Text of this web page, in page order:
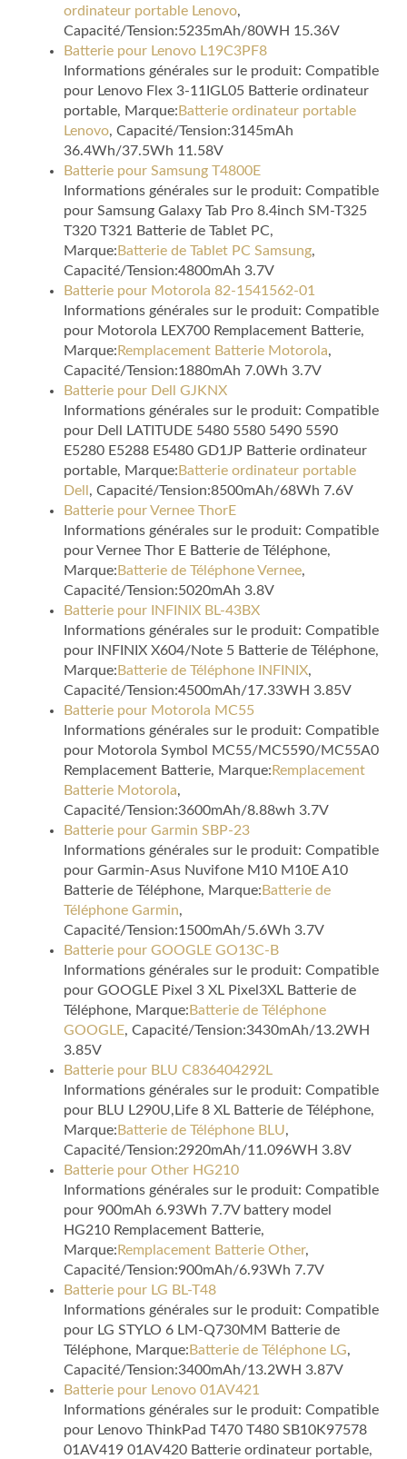
ordinateur portable Lenovo,
Capacité/Tension:5235mAh/80WH 15.36V
Batterie pour Lenovo L19C3PF8
Informations générales sur le produit: Compatible
pour Lenovo Flex 3-11IGL05 Batterie ordinateur
portable, Marque: Batterie ordinateur portable
Lenovo, Capacité/Tension:3145mAh
36.4Wh/37.5Wh 11.58V
Batterie pour Samsung T4800E
Informations générales sur le produit: Compatible
pour Samsung Galaxy Tab Pro 8.4inch SM-T325
T320 T321 Batterie de Tablet PC,
Marque: Batterie de Tablet PC Samsung,
Capacité/Tension:4800mAh 3.7V
Batterie pour Motorola 82-1541562-01
Informations générales sur le produit: Compatible
pour Motorola LEX700 Remplacement Batterie,
Marque: Remplacement Batterie Motorola,
Capacité/Tension:1880mAh 7.0Wh 3.7V
Batterie pour Dell GJKNX
Informations générales sur le produit: Compatible
pour Dell LATITUDE 5480 5580 5490 5590
E5280 E5288 E5480 GD1JP Batterie ordinateur
portable, Marque: Batterie ordinateur portable
Dell , Capacité/Tension:8500mAh/68Wh 7.6V
Batterie pour Vernee ThorE
Informations générales sur le produit: Compatible
pour Vernee Thor E Batterie de Téléphone,
Marque: Batterie de Téléphone Vernee,
Capacité/Tension:5020mAh 3.8V
Batterie pour INFINIX BL-43BX
Informations générales sur le produit: Compatible
pour INFINIX X604/Note 5 Batterie de Téléphone,
Marque: Batterie de Téléphone INFINIX,
Capacité/Tension:4500mAh/17.33WH 3.85V
Batterie pour Motorola MC55
Informations générales sur le produit: Compatible
pour Motorola Symbol MC55/MC5590/MC55A0
Remplacement Batterie, Marque: Remplacement
Batterie Motorola,
Capacité/Tension:3600mAh/8.88wh 3.7V
Batterie pour Garmin SBP-23
Informations générales sur le produit: Compatible
pour Garmin-Asus Nuvifone M10 M10E A10
Batterie de Téléphone, Marque: Batterie de
Téléphone Garmin,
Capacité/Tension:1500mAh/5.6Wh 3.7V
Batterie pour GOOGLE GO13C-B
Informations générales sur le produit: Compatible
pour GOOGLE Pixel 3 XL Pixel3XL Batterie de
Téléphone, Marque: Batterie de Téléphone
GOOGLE, Capacité/Tension:3430mAh/13.2WH
3.85V
Batterie pour BLU C836404292L
Informations générales sur le produit: Compatible
pour BLU L290U,Life 8 XL Batterie de Téléphone,
Marque: Batterie de Téléphone BLU,
Capacité/Tension:2920mAh/11.096WH 3.8V
Batterie pour Other HG210
Informations générales sur le produit: Compatible
pour 900mAh 6.93Wh 7.7V battery model
HG210 Remplacement Batterie,
Marque: Remplacement Batterie Other,
Capacité/Tension:900mAh/6.93Wh 7.7V
Batterie pour LG BL-T48
Informations générales sur le produit: Compatible
pour LG STYLO 6 LM-Q730MM Batterie de
Téléphone, Marque: Batterie de Téléphone LG,
Capacité/Tension:3400mAh/13.2WH 3.87V
Batterie pour Lenovo 01AV421
Informations générales sur le produit: Compatible
pour Lenovo ThinkPad T470 T480 SB10K97578
01AV419 01AV420 Batterie ordinateur portable,